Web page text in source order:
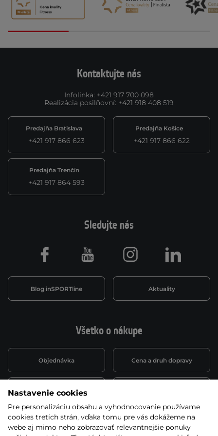
Kontaktujte nás
Infolinka: +421 917 700 098
Realizácia posilňovní: +421 918 408 519
Predajňa Bratislava
+421 917 866 623
Predajňa Košice
+421 917 866 622
Predajňa Trenčín
+421 917 864 593
Všetko o nákupe
Objednávka Cena a druh dopravy
Spôsob platby
Montáž a servis Reklamácie a záruka
Sledujte nás
Blog inSPORTline Aktuality
Facebook Youtube Instagram LinkedIn
Nastavenie cookies
Pre personalizáciu obsahu a vyhodnocovanie používame
cookies tretích strán, vďaka tomu pre vás dokážeme na
webe aj mimo neho zobrazovať relevantnejšie ponuky